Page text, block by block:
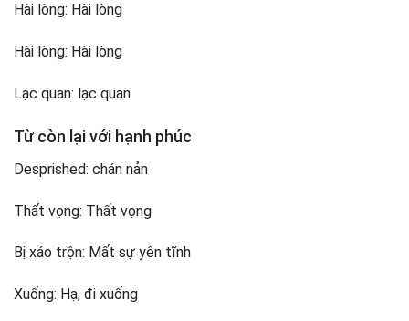
Hài lòng: Hài lòng
Hài lòng: Hài lòng
Lạc quan: lạc quan
Từ còn lại với hạnh phúc
Desprished: chán nản
Thất vọng: Thất vọng
Bị xáo trộn: Mất sự yên tĩnh
Xuống: Hạ, đi xuống